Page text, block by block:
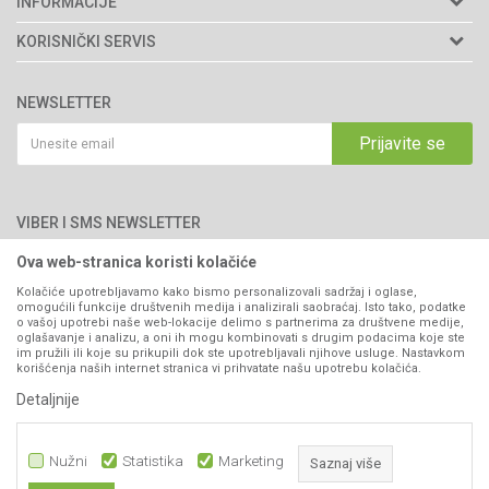
Matični broj: 11003826
76300 Bijeljina
066/44-99-00
O nama
Brendovi
Katalozi
Saradnja
Kontakt
KORISNIČKI SERVIS
Politika privatnosti
Kako kupiti
Isporuka
Pravo na odustajanje
Reklamacije
Povraćaj sredstava
Zamjena artikala
Plaćanje karticama
NEWSLETTER
Prijavite se
VIBER I SMS NEWSLETTER
PRATITE NAS
Ova web-stranica koristi kolačiće
Kolačiće upotrebljavamo kako bismo personalizovali sadržaj i oglase,
omogućili funkcije društvenih medija i analizirali saobraćaj. Isto tako, podatke
o vašoj upotrebi naše web-lokacije delimo s partnerima za društvene medije,
oglašavanje i analizu, a oni ih mogu kombinovati s drugim podacima koje ste
im pružili ili koje su prikupili dok ste upotrebljavali njihove usluge. Nastavkom
korišćenja naših internet stranica vi prihvatate našu upotrebu kolačića.
Detaljnije
Nužni Statistika Marketing Saznaj više